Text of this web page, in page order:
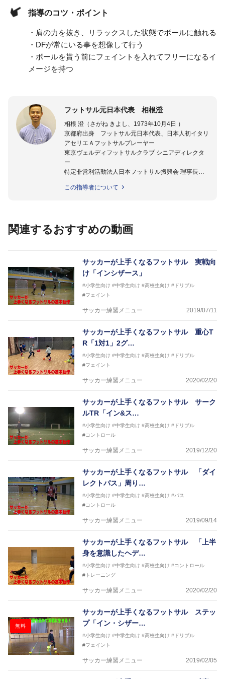
指導のコツ・ポイント
・肩の力を抜き、リラックスした状態でボールに触れる
・DFが常にいる事を想像して行う
・ボールを貰う前にフェイントを入れてフリーになるイ
メージを持つ
フットサル元日本代表 相根澄
相根 澄（さがね きよし、1973年10月4日 ）
京都府出身 フットサル元日本代表、日本人初イタリ
アセリエＡフットサルプレーヤー
東京ヴェルディフットサルクラブ シニアディレクタ
ー
特定非営利活動法人日本フットサル振興会 理事長
2008年- 2009年 フットサル日本代表テクニカルスタ
2012年 - 2014年 湘南ベルマーレフットサルクラブ 監
2015年 - 2017年 スーパースポーツゼビオFリーグア
ンバサダー
2020年 -東京ヴェルディフットサルチームＳＤ（総監
督）
サッカーが上手くなるために始めたフットサル
今までと比べ物にならない位サッカーが上手くなり、
その過程でフットサルの奥深さに魅了されフットサル
そのフットサルで、日本代表、イタリアセリエＡでプ
レーをするまでになった経験を、より多くの子供たち
に伝えさせて頂く為に今回参加させていただきました
この指導者について
関連するおすすめの動画
サッカーが上手くなるフットサル 実戦向
け「インシザース」
#小学生向け #中学生向け #高校生向け #ドリブル
#フェイント
サッカー練習メニュー 2019/07/11
サッカーが上手くなるフットサル 重心T
R「1対1」2グ…
#小学生向け #中学生向け #高校生向け #ドリブル
#フェイント
サッカー練習メニュー 2020/02/20
サッカーが上手くなるフットサル サーク
ルTR「イン&ス…
#小学生向け #中学生向け #高校生向け #ドリブル
#コントロール
サッカー練習メニュー 2019/12/20
サッカーが上手くなるフットサル 「ダイ
レクトパス」周り…
#小学生向け #中学生向け #高校生向け #パス
#コントロール
サッカー練習メニュー 2019/09/14
サッカーが上手くなるフットサル 「上半
身を意識したヘデ…
#小学生向け #中学生向け #高校生向け #コントロール
#トレーニング
サッカー練習メニュー 2020/02/20
無料
サッカーが上手くなるフットサル ステッ
プ「イン・シザー…
#小学生向け #中学生向け #高校生向け #ドリブル
#フェイント
サッカー練習メニュー 2019/02/05